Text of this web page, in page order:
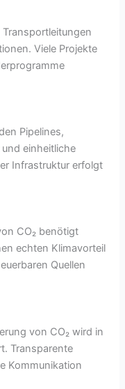
Viele Projekte
Pipelines,
einheitliche
Infrastruktur erfolgt
CO₂ benötigt
echten Klimavorteil
Quellen
von CO₂ wird in
Transparente
Kommunikation